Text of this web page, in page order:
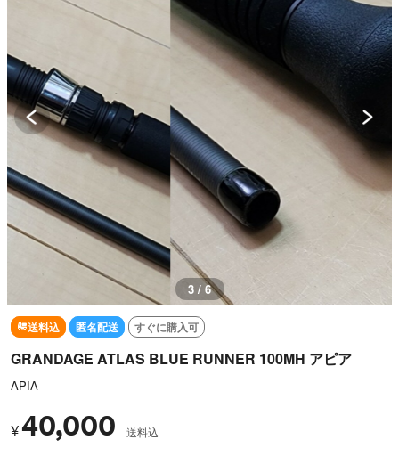
3 / 6
送料込 匿名配送 すぐに購入可
GRANDAGE ATLAS BLUE RUNNER 100MH アピア
APIA
¥40,000 送料込